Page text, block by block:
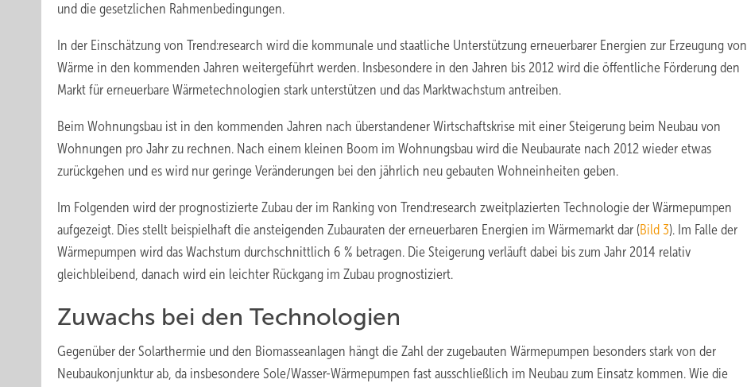
und die gesetzlichen Rahmenbe­dingungen.
In der Einschätzung von Trend:research wird die kommunale und staatliche Unterstützung erneuerbarer Energien zur Erzeugung von
Wärme in den kommenden Jahren weitergeführt werden. Insbesondere in den Jahren bis 2012 wird die öffentliche Förderung den
Markt für erneuerbare Wärmetechnologien stark unterstützen und das Marktwachstum antreiben.
Beim Wohnungsbau ist in den kommenden Jahren nach überstandener Wirtschaftskrise mit einer Steigerung beim Neubau von
Wohnungen pro Jahr zu rechnen. Nach einem kleinen Boom im Wohnungsbau wird die Neubaurate nach 2012 wieder etwas
zurückgehen und es wird nur geringe Veränderungen bei den jährlich neu gebauten Wohneinheiten geben.
Im Folgenden wird der prognostizierte Zubau der im Ranking von Trend:research zweitplazierten Technologie der Wärmepumpen
aufgezeigt. Dies stellt beispielhaft die ansteigenden Zubauraten der erneuerbaren Energien im Wärmemarkt dar (Bild 3). Im Falle der
Wärmepumpen wird das Wachstum durchschnittlich 6 % betragen. Die Steigerung verläuft dabei bis zum Jahr 2014 relativ
gleichbleibend, danach wird ein leichter Rückgang im Zubau prognostiziert.
Zuwachs bei den Technologien
Gegenüber der Solarthermie und den Biomasseanlagen hängt die Zahl der zugebauten Wärmepumpen besonders stark von der
Neubaukonjunktur ab, da insbesondere Sole/Wasser-Wärmepumpen fast ausschließlich im Neubau zum Einsatz kommen. Wie die